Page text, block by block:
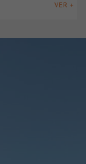
VER +